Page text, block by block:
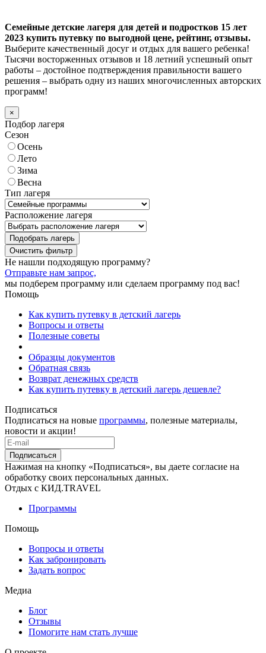
Семейные детские лагеря для детей и подростков 15 лет
2023 купить путевку по выгодной цене, рейтинг, отзывы.
Выберите качественный досуг и отдых для вашего ребенка!
Тысячи восторженных отзывов и 18 летний успешный опыт
работы – достойное подтверждения правильности вашего
решения – выбрать одну из наших многочисленных авторских
программ!
×
Подбор лагеря
Сезон
Осень
Лето
Зима
Весна
Тип лагеря
Расположение лагеря
Подобрать лагерь
Не нашли подходящую программу?
Отправьте нам запрос,
мы подберем программу или сделаем программу под вас!
Помощь
Как купить путевку в детский лагерь
Вопросы и ответы
Полезные советы
Образцы документов
Обратная связь
Возврат денежных средств
Как купить путевку в детский лагерь дешевле?
Подписаться
Подписаться на новые программы, полезные материалы,
новости и акции!
Подписаться
Нажимая на кнопку «Подписаться», вы даете согласие на
обработку своих персональных данных.
Отдых с КИД.TRAVEL
Программы
Помощь
Вопросы и ответы
Как забронировать
Задать вопрос
Медиа
Блог
Отзывы
Помогите нам стать лучше